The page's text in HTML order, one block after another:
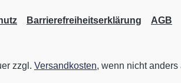
Barrierefreiheitserklärung AGB
zzgl. Versandkosten, wenn nicht anders